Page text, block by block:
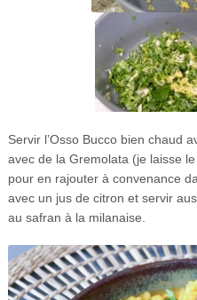
Servir l’Osso Bucco bien chaud
avec de la Gremolata (je laisse
pour en rajouter à convenance
avec un jus de citron et servir
au safran à la milanaise.